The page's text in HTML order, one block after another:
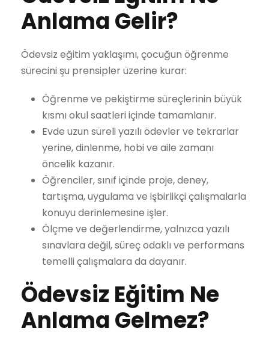
Anlama Gelir?
Ödevsiz eğitim yaklaşımı, çocuğun öğrenme
sürecini şu prensipler üzerine kurar:
Öğrenme ve pekiştirme süreçlerinin büyük
kısmı okul saatleri içinde tamamlanır.
Evde uzun süreli yazılı ödevler ve tekrarlar
yerine, dinlenme, hobi ve aile zamanı
öncelik kazanır.
Öğrenciler, sınıf içinde proje, deney,
tartışma, uygulama ve işbirlikçi çalışmalarla
konuyu derinlemesine işler.
Ölçme ve değerlendirme, yalnızca yazılı
sınavlara değil, süreç odaklı ve performans
temelli çalışmalara da dayanır.
Ödevsiz Eğitim Ne
Anlama Gelmez?